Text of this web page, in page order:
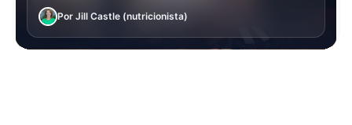
Por Jill Castle (nutricionista)